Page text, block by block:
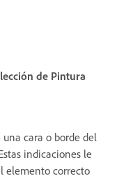
de Pintura
cara o borde del
indicaciones le
elemento correcto